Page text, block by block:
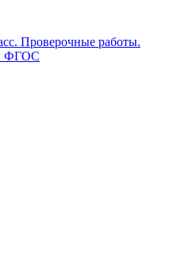
Проверочные работы.
ФГОС